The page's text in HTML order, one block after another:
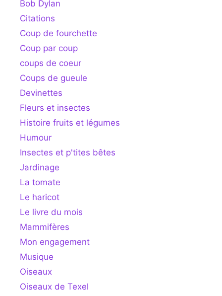
Bob Dylan
Citations
Coup de fourchette
Coup par coup
coups de coeur
Coups de gueule
Devinettes
Fleurs et insectes
Histoire fruits et légumes
Humour
Insectes et p'tites bêtes
Jardinage
La tomate
Le haricot
Le livre du mois
Mammifères
Mon engagement
Musique
Oiseaux
Oiseaux de Texel